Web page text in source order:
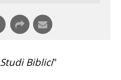
Studi Biblici"